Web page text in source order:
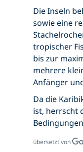
Die Inseln
sowie eine
tropischer
bis zur
mehrere
Anfänger
Da die
ist, herrscht
übersetzt von